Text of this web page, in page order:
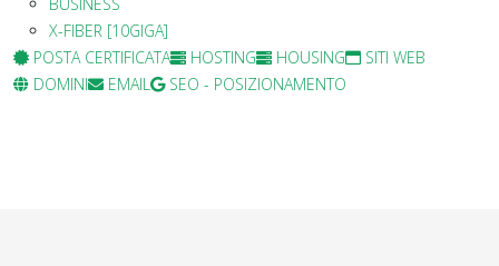
X-FIBER [10GIGA]
POSTA CERTIFICATA HOSTING HOUSING
SITI WEB
DOMINI
EMAIL SEO - POSIZIONAMENTO